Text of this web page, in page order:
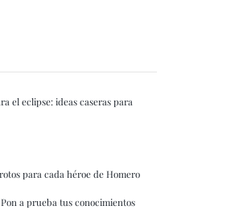
el eclipse: ideas caseras para
para cada héroe de Homero
a prueba tus conocimientos